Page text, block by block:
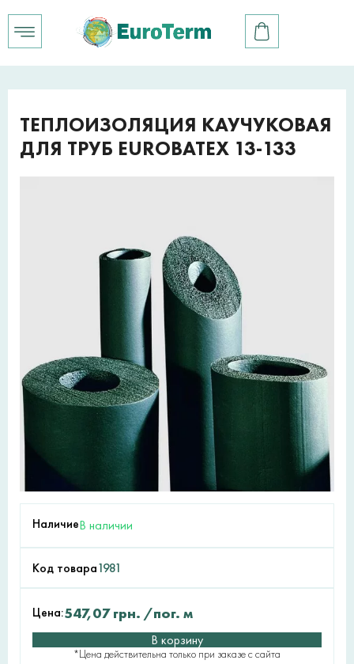
ТЕПЛОИЗОЛЯЦИЯ КАУЧУКОВАЯ
ДЛЯ ТРУБ EUROBATEX 13-133
НаличиеВ наличии
Код товара1981
Цена:547,07грн. /пог. м
В корзину
*Цена действительна только при заказе с сайта